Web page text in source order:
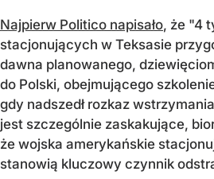
Najpierw Politico napisało, że "4
stacjonujących w Teksasie
dawna planowanego,
do Polski, obejmującego
gdy nadszedł rozkaz
jest szczególnie zaskakujące,
że wojska amerykańskie
stanowią kluczowy czynnik